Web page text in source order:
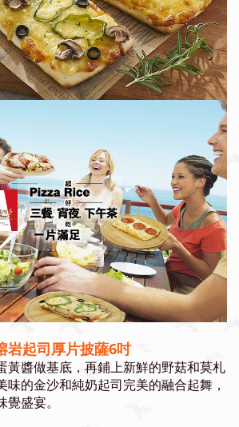
岩起司厚片披薩6吋
黃醬做基底，再鋪上新鮮的野菇和莫札
味的金沙和純奶起司完美的融合起舞，
盛宴。